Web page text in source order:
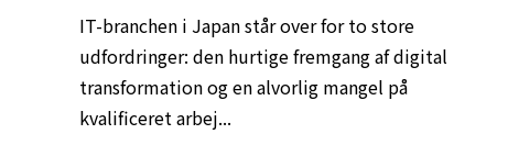
IT-branchen i Japan står over for to store
udfordringer: den hurtige fremgang af digital
transformation og en alvorlig mangel på
kvalificeret arbej...